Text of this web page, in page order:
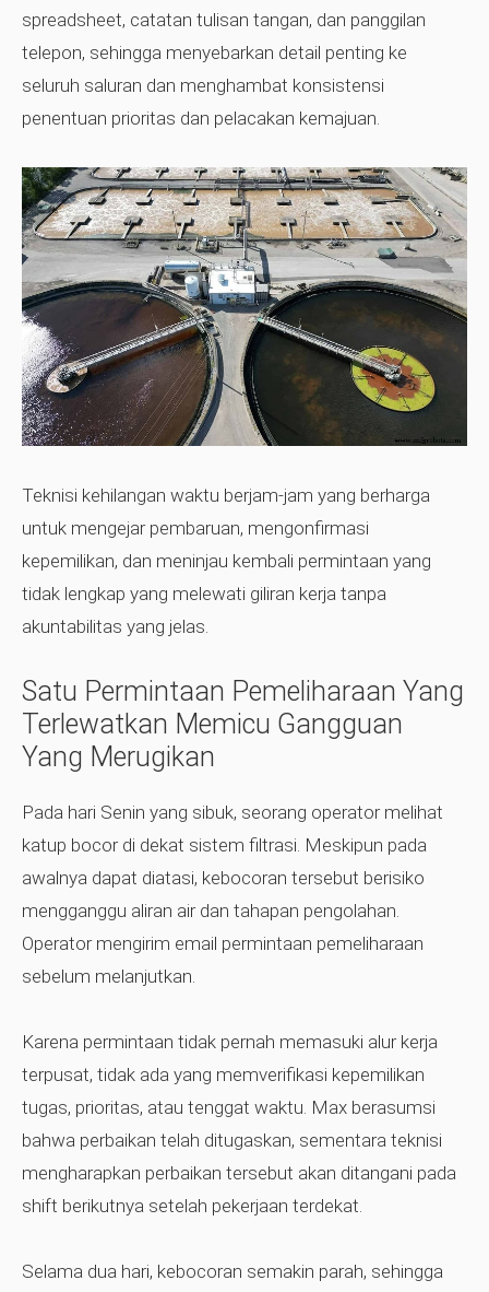
spreadsheet, catatan tulisan tangan, dan panggilan
telepon, sehingga menyebarkan detail penting ke
seluruh saluran dan menghambat konsistensi
penentuan prioritas dan pelacakan kemajuan.
Teknisi kehilangan waktu berjam-jam yang berharga
untuk mengejar pembaruan, mengonfirmasi
kepemilikan, dan meninjau kembali permintaan yang
tidak lengkap yang melewati giliran kerja tanpa
akuntabilitas yang jelas.
Satu Permintaan Pemeliharaan Yang
Terlewatkan Memicu Gangguan
Yang Merugikan
Pada hari Senin yang sibuk, seorang operator melihat
katup bocor di dekat sistem filtrasi. Meskipun pada
awalnya dapat diatasi, kebocoran tersebut berisiko
mengganggu aliran air dan tahapan pengolahan.
Operator mengirim email permintaan pemeliharaan
sebelum melanjutkan.
Karena permintaan tidak pernah memasuki alur kerja
terpusat, tidak ada yang memverifikasi kepemilikan
tugas, prioritas, atau tenggat waktu. Max berasumsi
bahwa perbaikan telah ditugaskan, sementara teknisi
mengharapkan perbaikan tersebut akan ditangani pada
shift berikutnya setelah pekerjaan terdekat.
Selama dua hari, kebocoran semakin parah, sehingga